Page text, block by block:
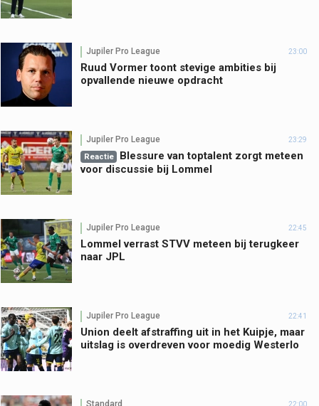
Jupiler Pro League 23:00
Ruud Vormer toont stevige ambities bij
opvallende nieuwe opdracht
Jupiler Pro League 23:29
Reactie
Blessure van toptalent zorgt meteen
voor discussie bij Lommel
Jupiler Pro League 22:45
Lommel verrast STVV meteen bij terugkeer
naar JPL
Jupiler Pro League 22:41
Union deelt afstraffing uit in het Kuipje, maar
uitslag is overdreven voor moedig Westerlo